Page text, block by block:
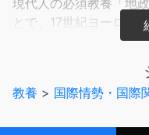
とで、17世紀ヨーロッ
日本、冷戦、ロシア・
教養 > 国際情勢・国際